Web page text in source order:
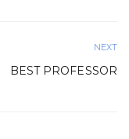
NEXT
BEST PROFESSOR